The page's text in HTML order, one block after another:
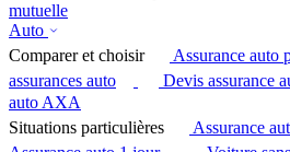
mutuelle
Auto
Comparer et choisir
Assurance auto
assurances auto
Devis assurance
auto AXA
Situations particulières
Assurance